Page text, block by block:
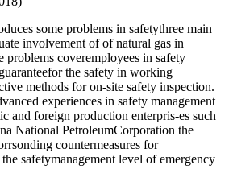
some problems in safetythree main
involvement of of natural gas in
problems coveremployees in safety
the safety in working
methods for on-site safety inspection.
experiences in safety management
and foreign production enterpris-es such
National PetroleumCorporation the
countermeasures for
safetymanagement level of emergency